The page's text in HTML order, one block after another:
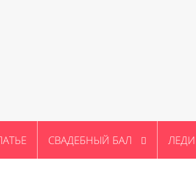
СВАДЕБНЫЙ БАЛ ЛЕДИ